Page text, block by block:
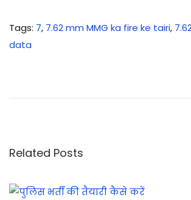
Tags: 7, 7.62 mm MMG ka fire ke tairi,
data
को
न
Related Posts